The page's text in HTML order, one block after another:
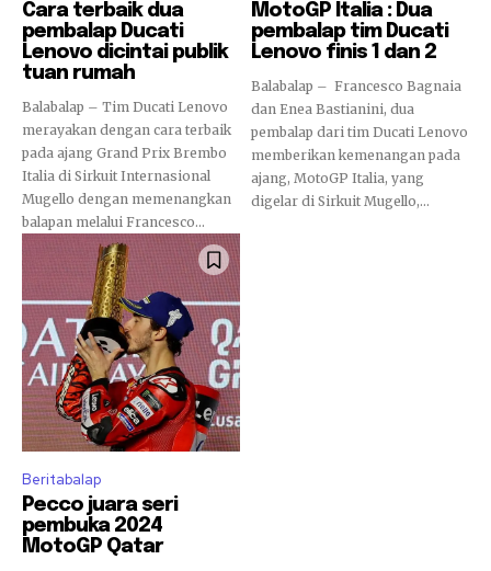
Cara terbaik dua
pembalap Ducati
Lenovo dicintai publik
tuan rumah
Balabalap – Tim Ducati Lenovo
merayakan dengan cara terbaik
pada ajang Grand Prix Brembo
Italia di Sirkuit Internasional
Mugello dengan memenangkan
balapan melalui Francesco...
MotoGP Italia : Dua
pembalap tim Ducati
Lenovo finis 1 dan 2
Balabalap – Francesco Bagnaia
dan Enea Bastianini, dua
pembalap dari tim Ducati Lenovo
memberikan kemenangan pada
ajang, MotoGP Italia, yang
digelar di Sirkuit Mugello,...
Beritabalap
Pecco juara seri
pembuka 2024
MotoGP Qatar